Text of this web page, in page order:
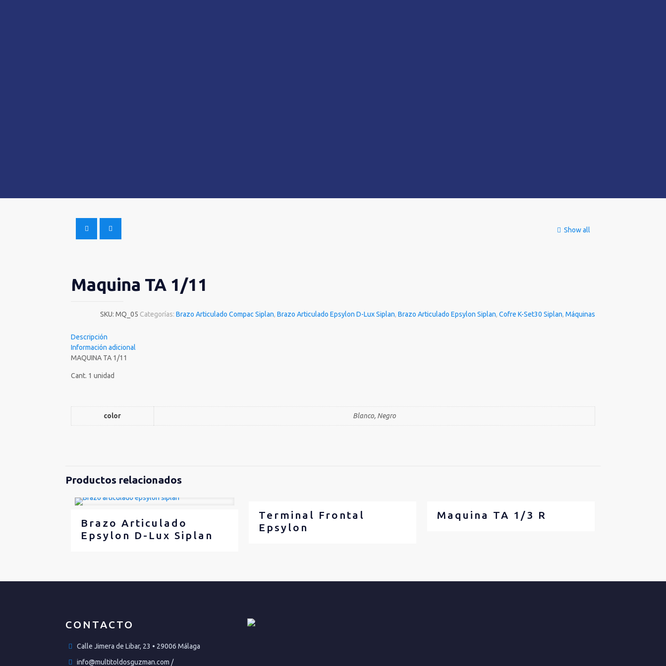
Show all
Maquina TA 1/11
SKU:MQ_05 Categorías:Brazo Articulado Compac Siplan,Brazo Articulado Epsylon D-Lux Siplan,Brazo Articulado Epsylon Siplan,Cofre K-Set30 Siplan,Máquinas
Descripción
Información adicional
MAQUINA TA 1/11
Cant. 1 unidad
color Blanco, Negro
Productos relacionados
Brazo Articulado
Epsylon D-Lux Siplan
Terminal Frontal
Epsylon
Maquina TA 1/3 R
CONTACTO
Calle Jimera de Libar, 23 • 29006 Málaga
info@multitoldosguzman.com /